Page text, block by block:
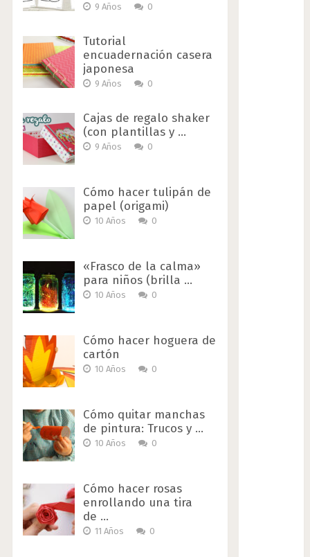
9 Años 0
Tutorial
encuadernación casera
japonesa
9 Años 0
Cajas de regalo shaker
(con plantillas y …
9 Años 0
Cómo hacer tulipán de
papel (origami)
10 Años 0
«Frasco de la calma»
para niños (brilla …
10 Años 0
Cómo hacer hoguera de
cartón
10 Años 0
Cómo quitar manchas
de pintura: Trucos y …
10 Años 0
Cómo hacer rosas
enrollando una tira
de …
11 Años 0